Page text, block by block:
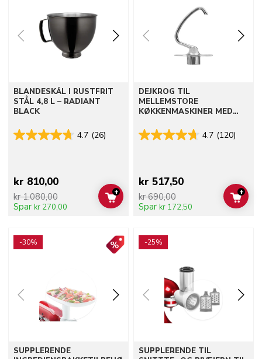
BLANDESKÅL I RUSTFRIT
STÅL 4,8 L – RADIANT
BLACK
4.7 (26)
kr 810,00
kr 1.080,00
Spar kr 270,00
ADD TO CART
+
DEJKROG TIL
MELLEMSTORE
KØKKENMASKINER MED
STÅL
4.7 (120)
kr 517,50
kr 690,00
Spar kr 172,50
ADD
+
-30%
SUPPLERENDE
-25%
SUPPLERENDE TIL